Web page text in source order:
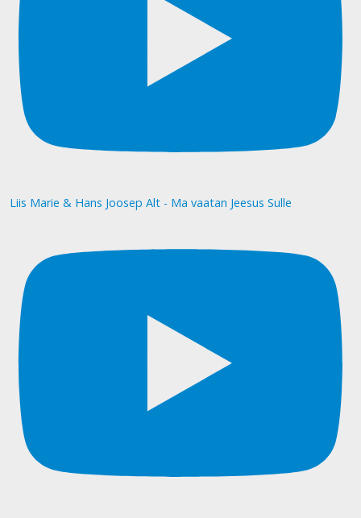
Liis Marie & Hans Joosep Alt - Ma vaatan Jeesus Sulle